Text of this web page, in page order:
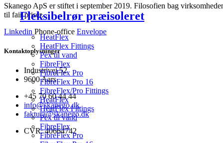
Fleksibelrør præisoleret
HeatFlex
HeatFlex Fittings
Pex til vand
FibreFlex
FibreFlex Pro
FibreFlex Pro 16
FibreFlex/Pro Fittings
HeatFlex
HeatFlex Fittings
Pex til vand
FibreFlex
FibreFlex Pro
Skanego ApS er stiftet i september 2019. Filosofien bag
til fair priser.
Linkedin Phone-office Envelope
Kontaktoplysninger
Industrivej 52
9600 Aars
+45 70 60 44 44
info@skanego.dk
faktura@skanego.dk
CVR: 40664742